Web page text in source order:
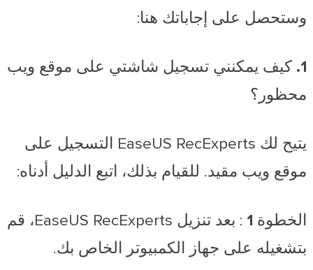
وستحصل على إجاباتك هنا:
1. كيف يمكنني تسجيل شاشتي على موقع ويب
محظور؟
يتيح لك EaseUS RecExperts التسجيل على
موقع ويب مقيد. للقيام بذلك، اتبع الدليل أدناه:
الخطوة 1
: بعد تنزيل EaseUS RecExperts، قم
بتشغيله على جهاز الكمبيوتر الخاص بك.